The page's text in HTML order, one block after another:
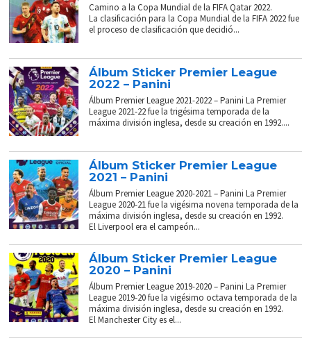
Camino a la Copa Mundial de la FIFA Qatar 2022.
La clasificación para la Copa Mundial de la FIFA 2022 fue
el proceso de clasificación que decidió...
Álbum Sticker Premier League
2022 – Panini
Álbum Premier League 2021-2022 – Panini La Premier
League 2021-22 fue la trigésima temporada de la
máxima división inglesa, desde su creación en 1992....
Álbum Sticker Premier League
2021 – Panini
Álbum Premier League 2020-2021 – Panini La Premier
League 2020-21 fue la vigésima novena temporada de la
máxima división inglesa, desde su creación en 1992.
El Liverpool era el campeón...
Álbum Sticker Premier League
2020 – Panini
Álbum Premier League 2019-2020 – Panini La Premier
League 2019-20 fue la vigésimo octava temporada de la
máxima división inglesa, desde su creación en 1992.
El Manchester City es el...